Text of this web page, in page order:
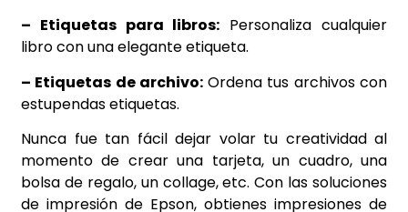
– Etiquetas para libros: Personaliza cualquier
libro con una elegante etiqueta.
– Etiquetas de archivo:Ordena tus archivos con
estupendas etiquetas.
Nunca fue tan fácil dejar volar tu creatividad al
momento de crear una tarjeta, un cuadro, una
bolsa de regalo, un collage, etc. Con las soluciones
de impresión de Epson, obtienes impresiones de